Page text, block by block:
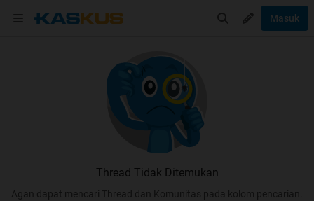
Masuk
Thread Tidak Ditemukan
Agan dapat mencari Thread dan Komunitas pada kolom pencarian.